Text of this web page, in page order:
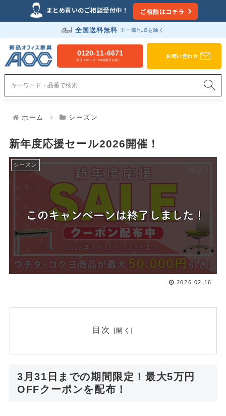
まとめ買いのご相談受付中！ ご相談はコチラ
全国送料無料 ※一部地域を除く
0120-11-6671
平日 9:00～17：00(祝祭日を除く）
お問い合わせ
Just another WordPress site
新品オフィス家具のAOC
ホーム シーズン
新年度応援セール2026開催！
シーズン
2026.02.16
目次
3月31日までの期間限定！最大5万円
OFFクーポンを配布！